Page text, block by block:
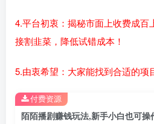
4.平台初衷：揭秘市面上收费成百
接割韭菜，降低试错成本！
5.由衷希望：大家能找到合适的项
付费资源